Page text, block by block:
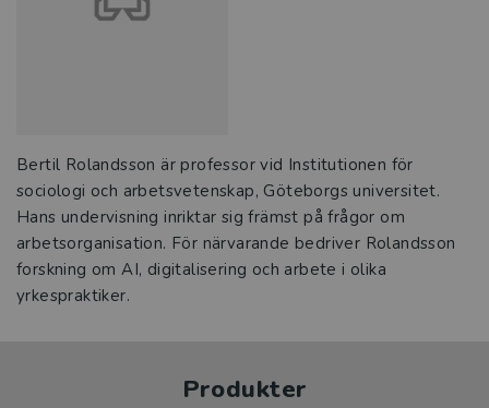
Bertil Rolandsson är professor vid Institutionen för
sociologi och arbetsvetenskap, Göteborgs universitet.
Hans undervisning inriktar sig främst på frågor om
arbetsorganisation. För närvarande bedriver Rolandsson
forskning om AI, digitalisering och arbete i olika
yrkespraktiker.
Produkter